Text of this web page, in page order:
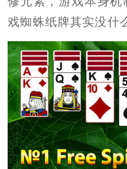
戏蜘蛛纸牌其实没什